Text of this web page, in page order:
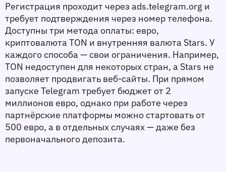
Регистрация проходит через ads.telegram.org и
требует подтверждения через номер телефона.
Доступны три метода оплаты: евро,
криптовалюта TON и внутренняя валюта Stars. У
каждого способа — свои ограничения. Например,
TON недоступен для некоторых стран, а Stars не
позволяет продвигать веб-сайты. При прямом
запуске Telegram требует бюджет от 2
миллионов евро, однако при работе через
партнёрские платформы можно стартовать от
500 евро, а в отдельных случаях — даже без
первоначального депозита.